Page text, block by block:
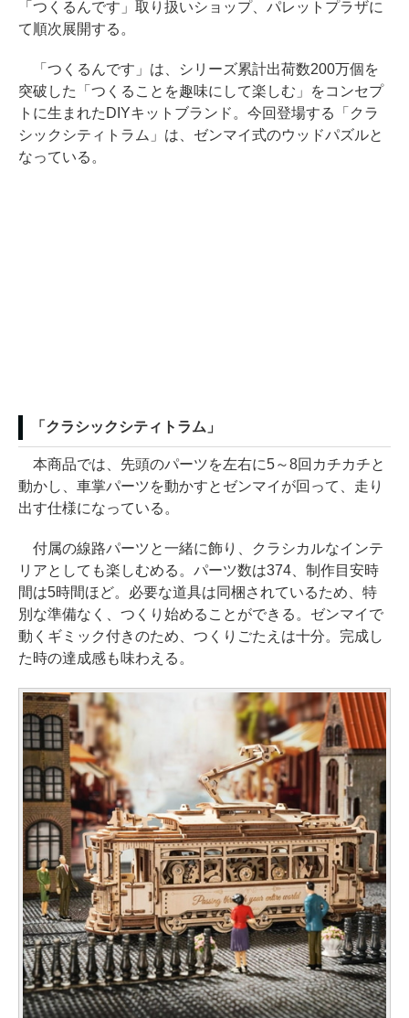
「つくるんです」取り扱いショップ、パレットプラザに
て順次展開する。
「つくるんです」は、シリーズ累計出荷数200万個を
突破した「つくることを趣味にして楽しむ」をコンセプ
トに生まれたDIYキットブランド。今回登場する「クラ
シックシティトラム」は、ゼンマイ式のウッドパズルと
なっている。
「クラシックシティトラム」
本商品では、先頭のパーツを左右に5～8回カチカチと
動かし、車掌パーツを動かすとゼンマイが回って、走り
出す仕様になっている。
付属の線路パーツと一緒に飾り、クラシカルなインテ
リアとしても楽しむめる。パーツ数は374、制作目安時
間は5時間ほど。必要な道具は同梱されているため、特
別な準備なく、つくり始めることができる。ゼンマイで
動くギミック付きのため、つくりごたえは十分。完成し
た時の達成感も味わえる。